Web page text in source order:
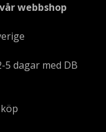
webbshop
dagar med DB